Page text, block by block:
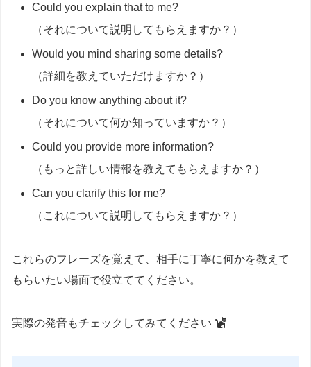
Could you explain that to me?
（それについて説明してもらえますか？）
Would you mind sharing some details?
（詳細を教えていただけますか？）
Do you know anything about it?
（それについて何か知っていますか？）
Could you provide more information?
（もっと詳しい情報を教えてもらえますか？）
Can you clarify this for me?
（これについて説明してもらえますか？）
これらのフレーズを覚えて、相手に丁寧に何かを教えて
もらいたい場面で役立ててください。
実際の発音もチェックしてみてください